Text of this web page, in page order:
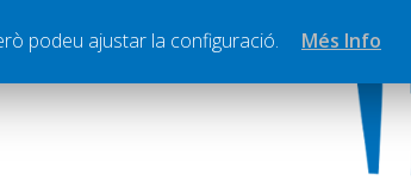
podeu ajustar la configuració. Més Info